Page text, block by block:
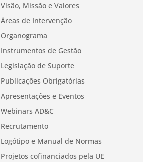
Visão, Missão e Valores
Áreas de Intervenção
Organograma
Instrumentos de Gestão
Legislação de Suporte
Publicações Obrigatórias
Apresentações e Eventos
Webinars AD&C
Recrutamento
Logótipo e Manual de Normas
Projetos cofinanciados pela UE